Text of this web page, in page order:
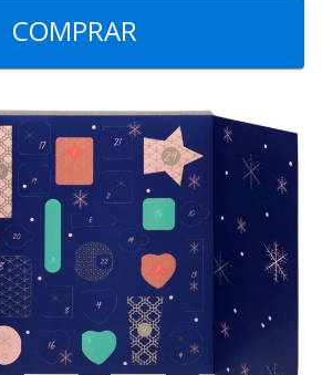
COMPRAR